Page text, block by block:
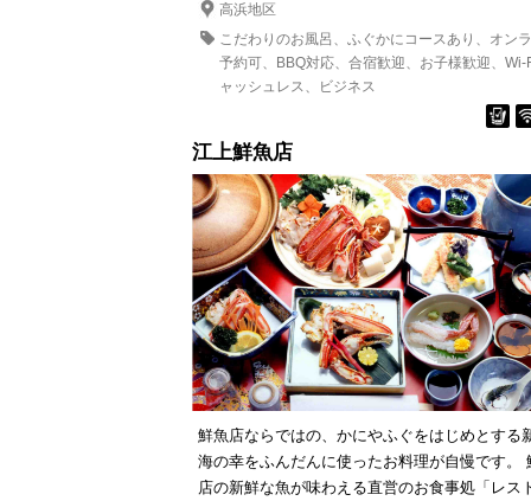
高浜地区
こだわりのお風呂
ふぐかにコースあり
オン
予約可
BBQ対応 合宿歓迎 お子様歓迎
Wi-
ャッシュレス
ビジネス
江上鮮魚店
鮮魚店ならではの、かにやふぐをはじめとする
海の幸をふんだんに使ったお料理が自慢です。
店の新鮮な魚が味わえる直営のお食事処「レス